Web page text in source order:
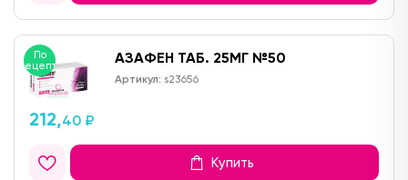
По
рецепту
АЗАФЕН ТАБ. 25МГ №50
Артикул: s23656
212,40 ₽
Купить